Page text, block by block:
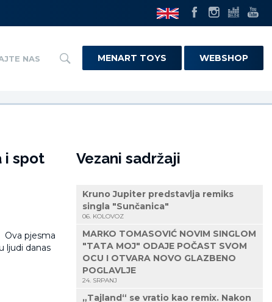
NAS MENART TOYS WEBSHOP
i spot
Ova pjesma
ljudi danas
Vezani sadržaji
Kruno Jupiter predstavlja remiks
singla "Sunčanica"
06. KOLOVOZ
MARKO TOMASOVIĆ NOVIM SINGLOM
"TATA MOJ" ODAJE POČAST SVOM
OCU I OTVARA NOVO GLAZBENO
POGLAVLJE
24. SRPANJ
„Tajland“ se vratio kao remix. Nakon